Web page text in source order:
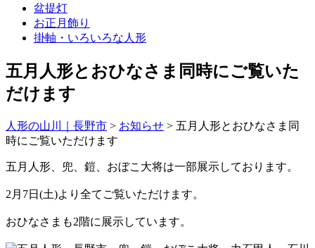
盆提灯
お正月飾り
掛軸・いろいろな人形
五月人形とおひなさま同時にご覧いた
だけます
人形の山川｜長野市 > お知らせ > 五月人形とおひなさま同
時にご覧いただけます
五月人形、兜、鎧、おぼこ大将は一部展示しております。
2月7日(土)より全てご覧いただけます。
おひなさまも2階に展示しています。